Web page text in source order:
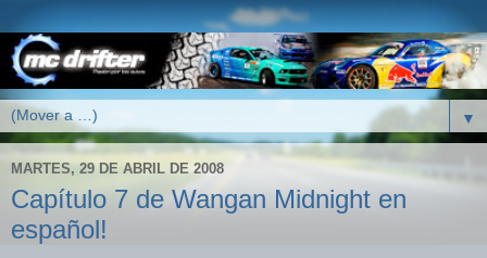
▼
MARTES, 29 DE ABRIL DE 2008
Capítulo 7 de Wangan Midnight en
español!